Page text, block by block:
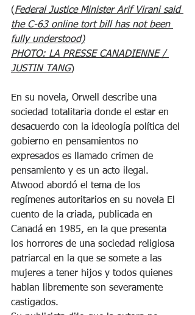
(Federal Justice Minister Arif Virani said
the C-63 online tort bill has not been
fully understood)
PHOTO: LA PRESSE CANADIENNE /
JUSTIN TANG)
En su novela, Orwell describe una
sociedad totalitaria donde el estar en
desacuerdo con la ideología política del
gobierno en pensamientos no
expresados es llamado crimen de
pensamiento y es un acto ilegal.
Atwood abordó el tema de los
regímenes autoritarios en su novela El
cuento de la criada, publicada en
Canadá en 1985, en la que presenta
los horrores de una sociedad religiosa
patriarcal en la que se somete a las
mujeres a tener hijos y todos quienes
hablan libremente son severamente
castigados.